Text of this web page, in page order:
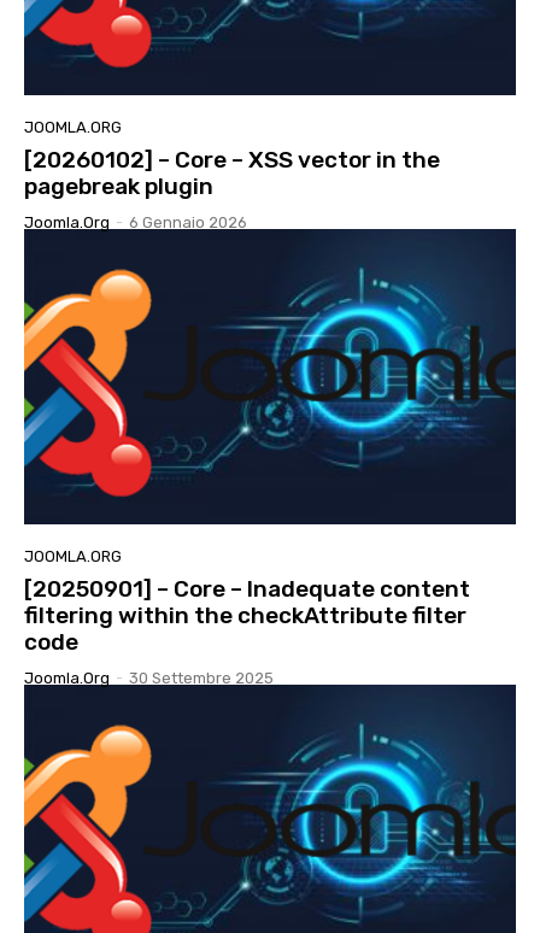
JOOMLA.ORG
[20260102] – Core – XSS vector in the
pagebreak plugin
Joomla.org - 6 Gennaio 2026
JOOMLA.ORG
[20250901] – Core – Inadequate content
filtering within the checkAttribute filter
code
Joomla.org - 30 Settembre 2025